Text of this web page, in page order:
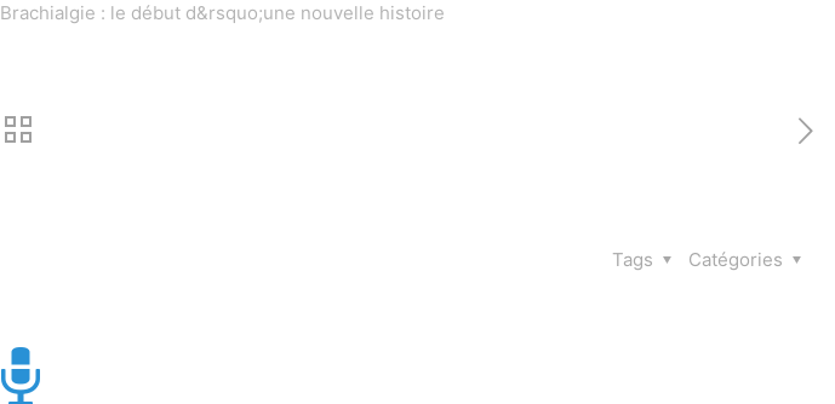
Brachialgie : le début d&rsquo;une nouvelle histoire
Catégories
Tags